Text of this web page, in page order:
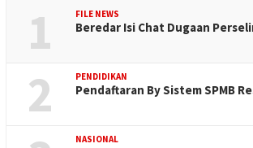
1 FILE NEWS
Beredar Isi Chat Dugaan
2 PENDIDIKAN
Pendaftaran By Sistem SPMB
NASIONAL